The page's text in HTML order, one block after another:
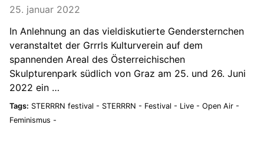
25. januar 2022
In Anlehnung an das vieldiskutierte Gendersternchen
veranstaltet der Grrrls Kulturverein auf dem
spannenden Areal des Österreichischen
Skulpturenpark südlich von Graz am 25. und 26. Juni
2022 ein …
Tags: STERRRN festival - STERRRN - Festival - Live - Open Air -
Feminismus -